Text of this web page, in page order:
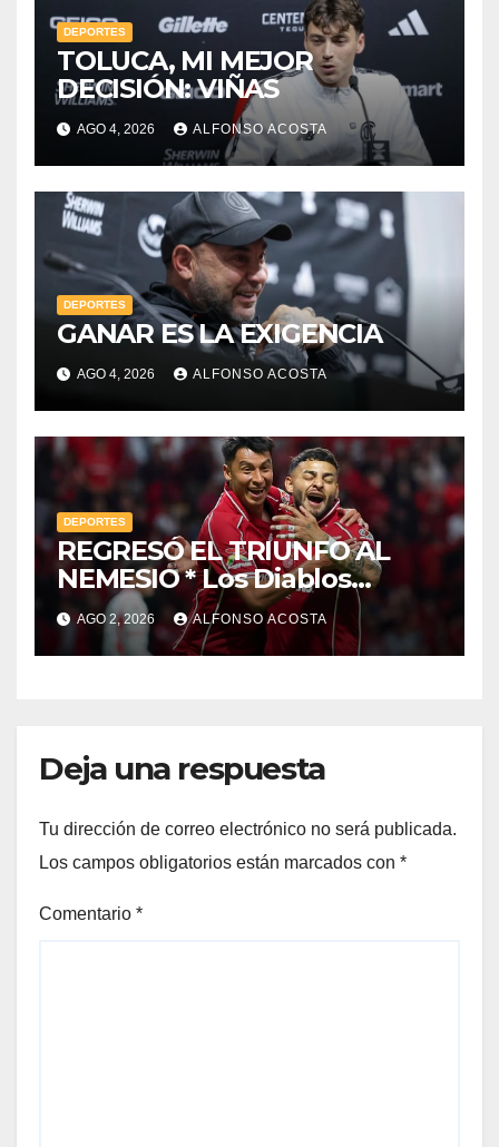
DEPORTES
TOLUCA, MI MEJOR
DECISIÓN: VIÑAS
AGO 4, 2026 ALFONSO ACOSTA
DEPORTES
GANAR ES LA EXIGENCIA
AGO 4, 2026 ALFONSO ACOSTA
DEPORTES
REGRESÓ EL TRIUNFO AL
NEMESIO * Los Diablos
derrotaron a los Hidrocálidos
en la fecha 3
AGO 2, 2026 ALFONSO ACOSTA
Deja una respuesta
Tu dirección de correo electrónico no será publicada.
Los campos obligatorios están marcados con *
Comentario *